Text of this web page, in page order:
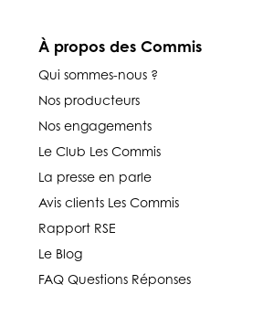
À propos des Commis
Qui sommes-nous ?
Nos producteurs
Nos engagements
Le Club Les Commis
La presse en parle
Avis clients Les Commis
Rapport RSE
Le Blog
FAQ Questions Réponses